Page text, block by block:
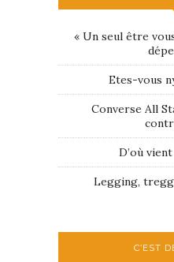
« Un seul être
Etes-vous
Converse All
D’où
Legging,
C’EST